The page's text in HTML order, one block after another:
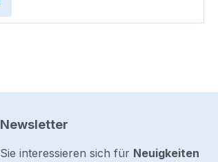
Newsletter
Sie interessieren sich für Neuigkeiten